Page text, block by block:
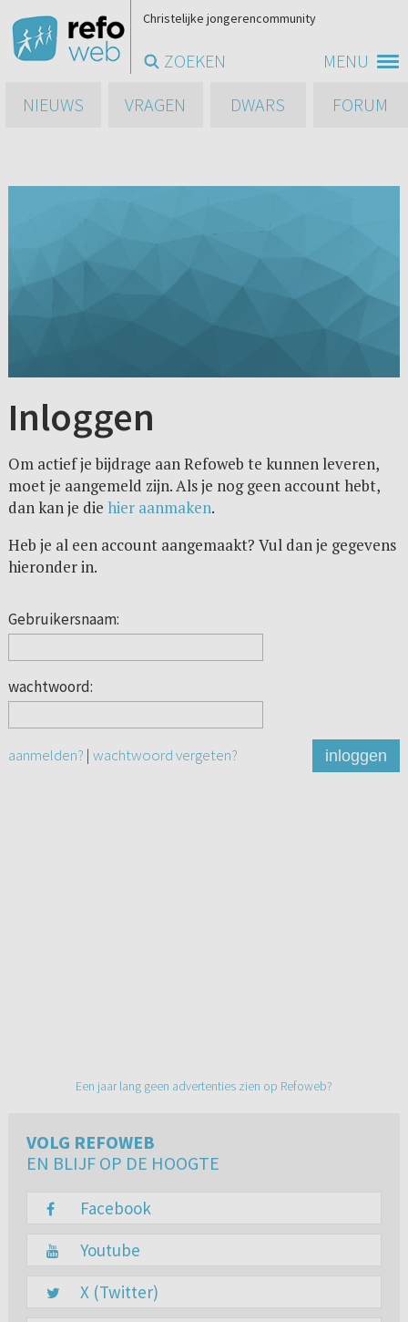
MENU
Christelijke jongerencommunity
ZOEKEN
NIEUWS
VRAGEN DWARS FORUM
Inloggen
Om actief je bijdrage aan Refoweb te kunnen leveren,
moet je aangemeld zijn. Als je nog geen account hebt,
dan kan je die hier aanmaken.
Heb je al een account aangemaakt? Vul dan je gegevens
hieronder in.
Gebruikersnaam:
wachtwoord:
aanmelden? | wachtwoord vergeten? inloggen
Een jaar lang geen advertenties zien op Refoweb?
VOLG REFOWEB
EN BLIJF OP DE HOOGTE
Facebook
Youtube
X (Twitter)